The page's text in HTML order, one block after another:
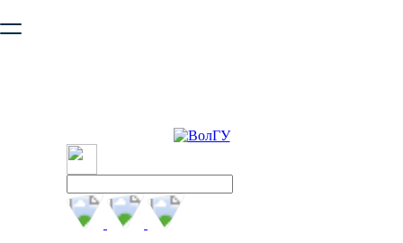
безопасную работу с сайтом. Пожалуйста